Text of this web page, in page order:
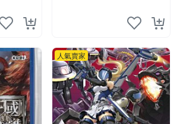
人氣賣家